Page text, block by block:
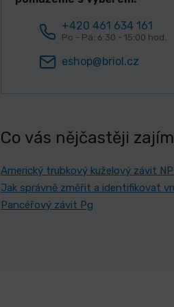
+420 461 634 161
Po - Pá: 6:30 - 15:00 hod.
eshop@briol.cz
Co vás nějčastěji
Americký trubkový kuželový závit
Jak správně změřit a identifikovat
Pancéřový závit Pg